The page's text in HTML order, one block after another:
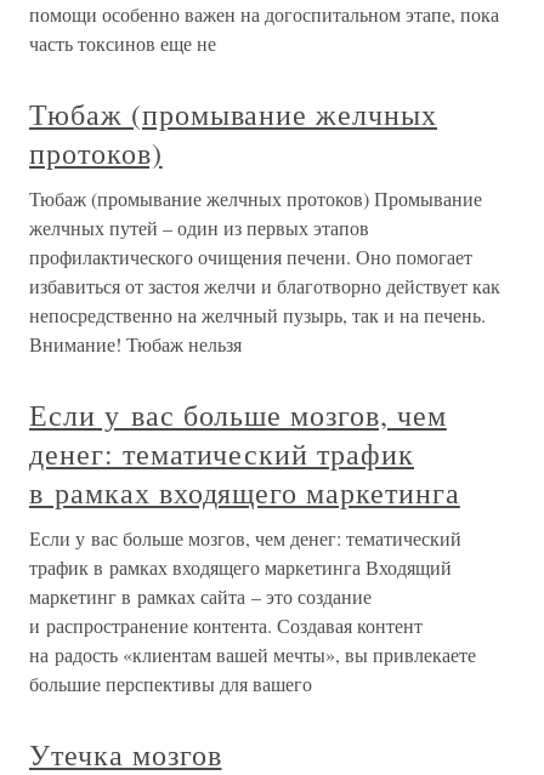
помощи особенно важен на догоспитальном этапе, пока
часть токсинов еще не
Тюбаж (промывание желчных
протоков)
Тюбаж (промывание желчных протоков) Промывание
желчных путей – один из первых этапов
профилактического очищения печени. Оно помогает
избавиться от застоя желчи и благотворно действует как
непосредственно на желчный пузырь, так и на печень.
Внимание! Тюбаж нельзя
Если у вас больше мозгов, чем
денег: тематический трафик
в рамках входящего маркетинга
Если у вас больше мозгов, чем денег: тематический
трафик в рамках входящего маркетинга Входящий
маркетинг в рамках сайта – это создание
и распространение контента. Создавая контент
на радость «клиентам вашей мечты», вы привлекаете
большие перспективы для вашего
Утечка мозгов